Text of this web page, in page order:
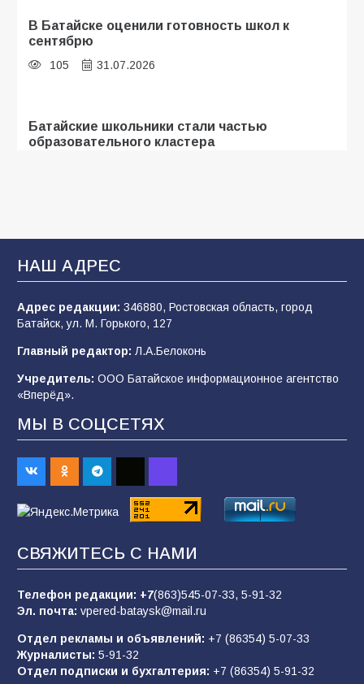
В Батайске оценили готовность школ к
сентябрю
105 31.07.2026
Батайские школьники стали частью
образовательного кластера
деле происходит в армии России в августе
2026 года
99 03.08.2026
В Батайске продолжаются дорожные работы
«Пургу нести — не поля переходить»: почему
заявления о мобилизации — это
пропагандистский вброс
84 01.08.2026
соревнований
«Слухами Москву не возьмёшь»: почему
заявления Киева о мобилизации — это
отчаяние, а не разведка
НАШ АДРЕС
Адрес редакции: 346880, Ростовская область, город
Батайск, ул. М. Горького, 127
Главный редактор: Л.А.Белоконь
Учредитель: ООО Батайское информационное агентство
«Вперёд».
МЫ В СОЦСЕТЯХ
СВЯЖИТЕСЬ С НАМИ
Телефон редакции: +7(863)545-07-33, 5-91-32
Эл. почта: vpered-bataysk@mail.ru
Отдел рекламы и объявлений: +7 (86354) 5-07-33
Журналисты: 5-91-32
Отдел подписки и бухгалтерия: +7 (86354) 5-91-32